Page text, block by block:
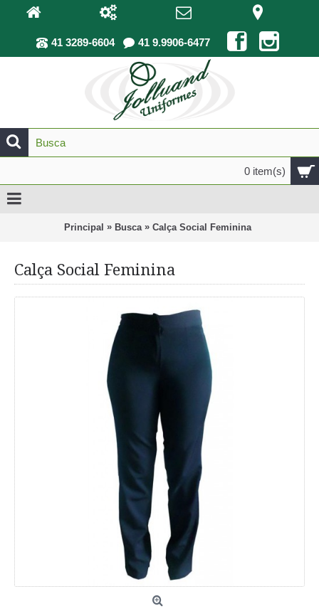
41 3289-6604 41 9.9906-6477
0 item(s)
Principal » Busca » Calça Social Feminina
Calça Social Feminina